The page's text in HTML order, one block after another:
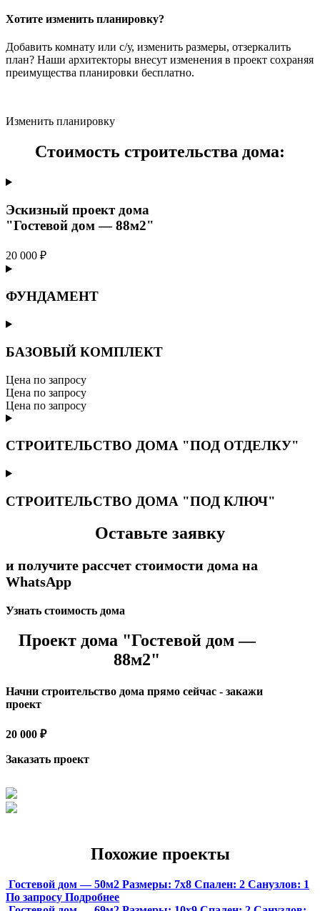
Хотите изменить планировку?
Добавить комнату или с/у, изменить размеры, отзеркалить
план? Наши архитекторы внесут изменения в проект сохраняя
преимущества планировки бесплатно.
Изменить планировку
Стоимость строительства дома:
Эскизный проект дома
"Гостевой дом — 88м2"
20 000 ₽
ФУНДАМЕНТ
БАЗОВЫЙ КОМПЛЕКТ
Цена по запросу
Цена по запросу
Цена по запросу
СТРОИТЕЛЬСТВО ДОМА "ПОД ОТДЕЛКУ"
СТРОИТЕЛЬСТВО ДОМА "ПОД КЛЮЧ"
Оставьте заявку
и получите рассчет стоимости дома на
WhatsApp
Узнать стоимость дома
Проект дома "Гостевой дом —
88м2"
Начни строительство дома прямо сейчас - закажи
проект
20 000 ₽
Заказать проект
Похожие проекты
Гостевой дом — 50м2 Размеры: 7х8 Спален: 2 Санузлов: 1
По запросу Подробнее